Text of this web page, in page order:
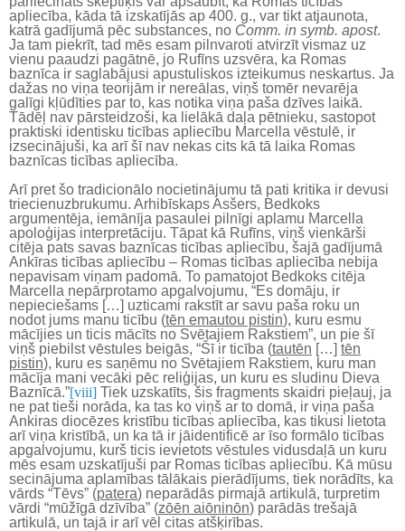
apliecība, kāda tā izskatījās ap 400. g., var tikt atjaunota,
katrā gadījumā pēc substances, no Comm. in symb. apost.
Ja tam piekrīt, tad mēs esam pilnvaroti atvirzīt vismaz uz
vienu paaudzi pagātnē, jo Rufīns uzsvēra, ka Romas
baznīca ir saglabājusi apustuliskos izteikumus neskartus. Ja
dažas no viņa teorijām ir nereālas, viņš tomēr nevarēja
galīgi kļūdīties par to, kas notika viņa paša dzīves laikā.
Tādēļ nav pārsteidzoši, ka lielākā daļa pētnieku, sastopot
praktiski identisku ticības apliecību Marcella vēstulē, ir
izsecinājuši, ka arī šī nav nekas cits kā tā laika Romas
baznīcas ticības apliecība.
Arī pret šo tradicionālo nocietinājumu tā pati kritika ir devusi
triecienuzbrukumu. Arhibīskaps Asšers, Bedkoks
argumentēja, iemānīja pasaulei pilnīgi aplamu Marcella
apoloģijas interpretāciju. Tāpat kā Rufīns, viņš vienkārši
citēja pats savas baznīcas ticības apliecību, šajā gadījumā
Ankīras ticības apliecību – Romas ticības apliecība nebija
nepavisam viņam padomā. To pamatojot Bedkoks citēja
Marcella nepārprotamo apgalvojumu, “Es domāju, ir
nepieciešams […] uzticami rakstīt ar savu paša roku un
nodot jums manu ticību (tēn emautou pistin), kuru esmu
mācījies un ticis mācīts no Svētajiem Rakstiem”, un pie šī
viņš piebilst vēstules beigās, “Šī ir ticība (tautēn […] tēn
pistin), kuru es saņēmu no Svētajiem Rakstiem, kuru man
mācīja mani vecāki pēc reliģijas, un kuru es sludinu Dieva
Baznīcā.”[viii] Tiek uzskatīts, šis fragments skaidri pieļauj, ja
ne pat tieši norāda, ka tas ko viņš ar to domā, ir viņa paša
Ankiras diocēzes kristību ticības apliecība, kas tikusi lietota
arī viņa kristībā, un ka tā ir jāidentificē ar īso formālo ticības
apgalvojumu, kurš ticis ievietots vēstules vidusdaļā un kuru
mēs esam uzskatījuši par Romas ticības apliecību. Kā mūsu
secinājuma aplamības tālākais pierādījums, tiek norādīts, ka
vārds “Tēvs” (patera) neparādās pirmajā artikulā, turpretim
vārdi “mūžīgā dzīvība” (zōēn aiōninōn) parādās trešajā
artikulā, un tajā ir arī vēl citas atšķirības.